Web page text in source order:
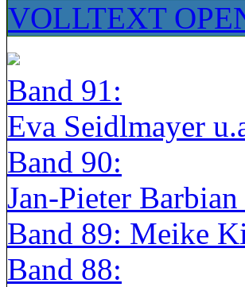
VOLLTEXT
Band 91:
Eva Seidlmayer
Band 90:
Jan-Pieter Barbian
Band 89: Meike
Band 88: